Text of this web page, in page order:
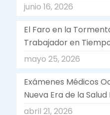
junio 16, 2026
El Faro en la
Trabajador en
mayo 25, 2026
Exámenes Médicos
Nueva Era de la Salud
abril 21, 2026